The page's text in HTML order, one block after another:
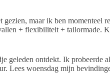
gezien, maar ik ben momenteel
+ flexibiliteit + tailormade.
geleden ontdekt. Ik probeerde
Lees woensdag mijn